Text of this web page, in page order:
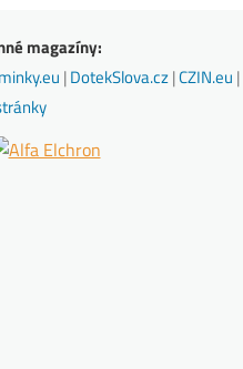
magazíny:
|DotekSlova.cz|CZIN.eu |